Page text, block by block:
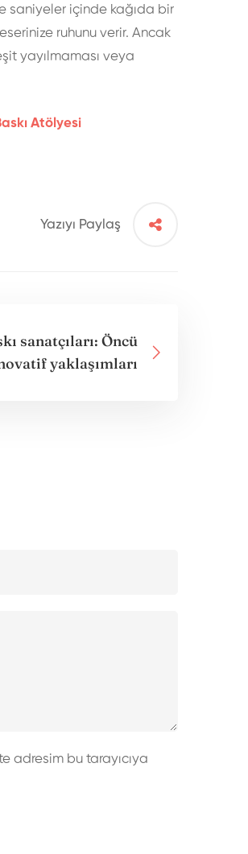
saniyeler içinde kağıda bir
ruhunu verir. Ancak
yayılmaması veya
Atölyesi
Yazıyı Paylaş
sanatçıları: Öncü
yaklaşımları
adresim bu tarayıcıya